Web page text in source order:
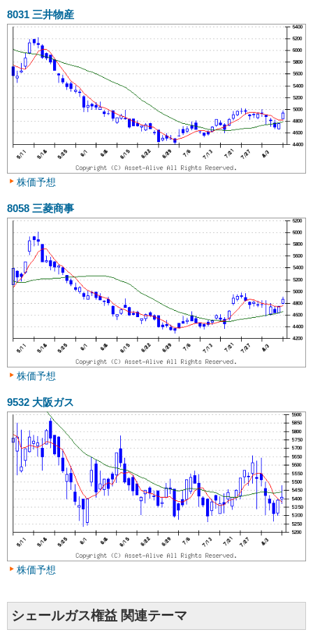
8031 三井物産
株価予想
8058 三菱商事
株価予想
9532 大阪ガス
株価予想
シェールガス権益 関連テーマ